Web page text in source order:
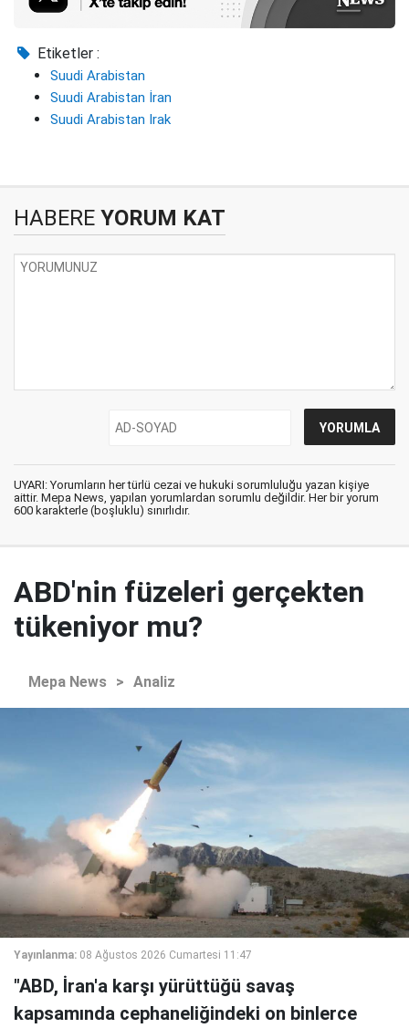
Etiketler :
Suudi Arabistan
Suudi Arabistan İran
Suudi Arabistan Irak
HABERE YORUM KAT
UYARI: Yorumların her türlü cezai ve hukuki sorumluluğu yazan kişiye
aittir. Mepa News, yapılan yorumlardan sorumlu değildir. Her bir yorum
600 karakterle (boşluklu) sınırlıdır.
ABD'nin füzeleri gerçekten
tükeniyor mu?
Mepa News > Analiz
Yayınlanma: 08 Ağustos 2026 Cumartesi 11:47
"ABD, İran'a karşı yürüttüğü savaş
kapsamında cephaneliğindeki on binlerce